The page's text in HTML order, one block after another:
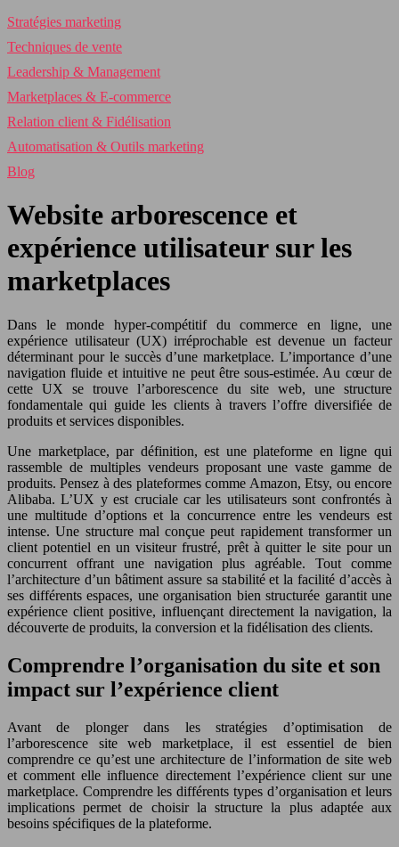
Stratégies marketing
Techniques de vente
Leadership & Management
Marketplaces & E-commerce
Relation client & Fidélisation
Automatisation & Outils marketing
Blog
Website arborescence et
expérience utilisateur sur les
marketplaces
Dans le monde hyper-compétitif du commerce en ligne, une
expérience utilisateur (UX) irréprochable est devenue un facteur
déterminant pour le succès d’une marketplace. L’importance d’une
navigation fluide et intuitive ne peut être sous-estimée. Au cœur de
cette UX se trouve l’arborescence du site web, une structure
fondamentale qui guide les clients à travers l’offre diversifiée de
produits et services disponibles.
Une marketplace, par définition, est une plateforme en ligne qui
rassemble de multiples vendeurs proposant une vaste gamme de
produits. Pensez à des plateformes comme Amazon, Etsy, ou encore
Alibaba. L’UX y est cruciale car les utilisateurs sont confrontés à
une multitude d’options et la concurrence entre les vendeurs est
intense. Une structure mal conçue peut rapidement transformer un
client potentiel en un visiteur frustré, prêt à quitter le site pour un
concurrent offrant une navigation plus agréable. Tout comme
l’architecture d’un bâtiment assure sa stabilité et la facilité d’accès à
ses différents espaces, une organisation bien structurée garantit une
expérience client positive, influençant directement la navigation, la
découverte de produits, la conversion et la fidélisation des clients.
Comprendre l’organisation du site et son
impact sur l’expérience client
Avant de plonger dans les stratégies d’optimisation de
l’arborescence site web marketplace, il est essentiel de bien
comprendre ce qu’est une architecture de l’information de site web
et comment elle influence directement l’expérience client sur une
marketplace. Comprendre les différents types d’organisation et leurs
implications permet de choisir la structure la plus adaptée aux
besoins spécifiques de la plateforme.